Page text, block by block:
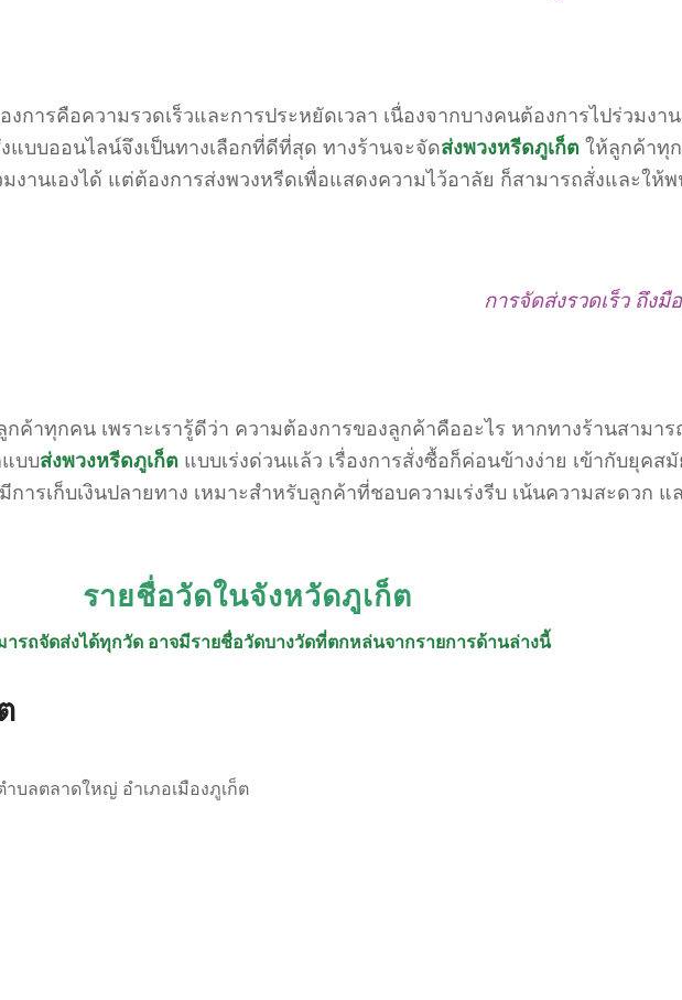
การคือความรวดเร็วและการประหยัดเวลา เนื่องจากบางคนต้องการไปร่วมงา
แบบออนไลน์จึงเป็นทางเลือกที่ดีที่สุด ทางร้านจะจัดส่งพวงหรีดภูเก็ต ให้ลูกค้าทุ
านเองได้ แต่ต้องการส่งพวงหรีดเพื่อแสดงความไว้อาลัย ก็สามารถสั่งและให้
การจัดส่งรวดเร็ว ถึง
กค้าทุกคน เพราะเรารู้ดีว่า ความต้องการของลูกค้าคืออะไร หากทางร้านสามา
บบส่งพวงหรีดภูเก็ต แบบเร่งด่วนแล้ว เรื่องการสั่งซื้อก็ค่อนข้างง่าย เข้ากับยุคส
ารเก็บเงินปลายทาง เหมาะสำหรับลูกค้าที่ชอบความเร่งรีบ เน้นความสะดวก แ
รายชื่อวัดในจังหวัดภูเก็ต
ารถจัดส่งได้ทุกวัด อาจมีรายชื่อวัดบางวัดที่ตกหล่นจากรายการด้านล่างนี้
ลตลาดใหญ่ อำเภอเมืองภูเก็ต